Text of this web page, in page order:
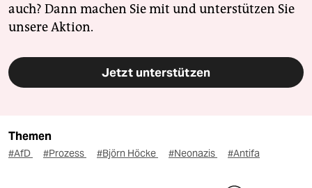
auch? Dann machen Sie mit und unterstützen Sie
unsere Aktion.
Jetzt unterstützen
Themen
#AfD #Prozess #Björn Höcke #Neonazis #Antifa